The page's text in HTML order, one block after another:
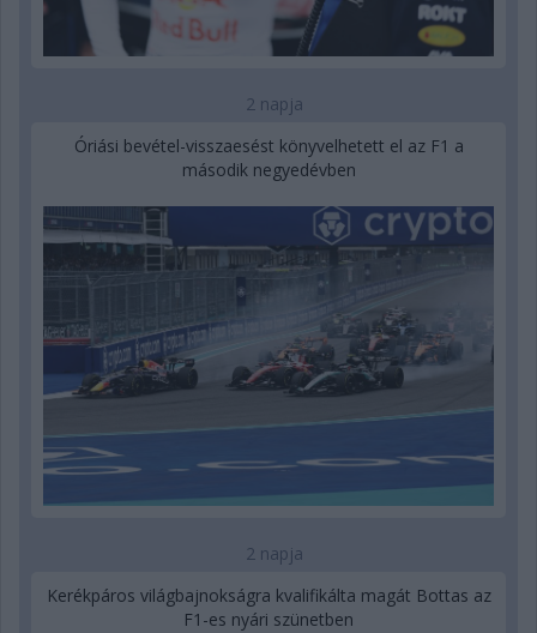
2 napja
Óriási bevétel-visszaesést könyvelhetett el az F1 a
második negyedévben
2 napja
Kerékpáros világbajnokságra kvalifikálta magát Bottas az
F1-es nyári szünetben